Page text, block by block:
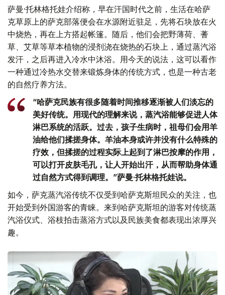
萨曼·托林格托娃介绍称，早在汗国时代之前，生活在哈萨
克草原上的萨克部落便会在水源附近驻足，先将石块放在火
中烧热，再在上方搭起帐篷。随后，他们会把野薄荷、蓍
草、艾草等草本植物的浸剂浇在烧热的石块上，通过蒸汽浴
发汗，之后再进入冷水中沐浴。用今天的说法，这可以看作
一种通过冷热水交替来锻炼身体的传统方式，也是一种古老
的自然疗养方法。
“哈萨克民族有很多随着时间推移逐渐被人们淡忘的
美好传统。用现代的理解来说，蒸汽浴能够促进人体
淋巴系统的活跃。过去，孩子生病时，祖母们会用羊
油给他们揉搓身体。羊油本身或许并没有什么特殊的
疗效，但揉搓的过程实际上起到了淋巴按摩的作用，
可以打开皮肤毛孔，让人开始出汗，从而帮助身体通
过自然方式得到调理。”萨曼·托林格托娃说。
如今，萨克蒸汽浴传统不仅受到哈萨克斯坦民众的关注，也
开始受到外国游客的青睐。来到哈萨克斯坦的游客对传统蒸
汽浴仪式、浴枝拍击蒸浴方式以及民族美食都表现出浓厚兴
趣。